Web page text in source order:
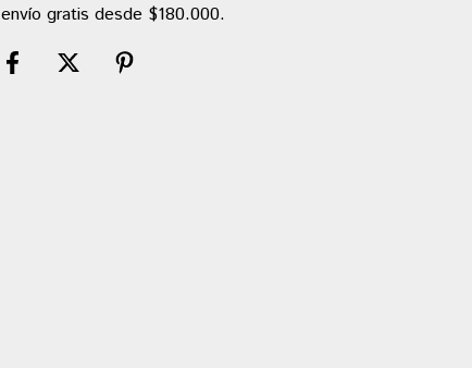
envío gratis desde $180.000.